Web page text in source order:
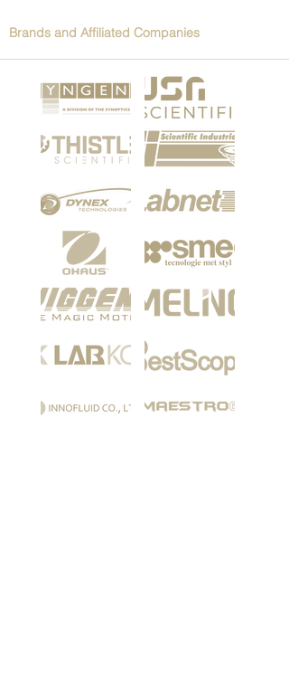
Brands and Affiliated Companies